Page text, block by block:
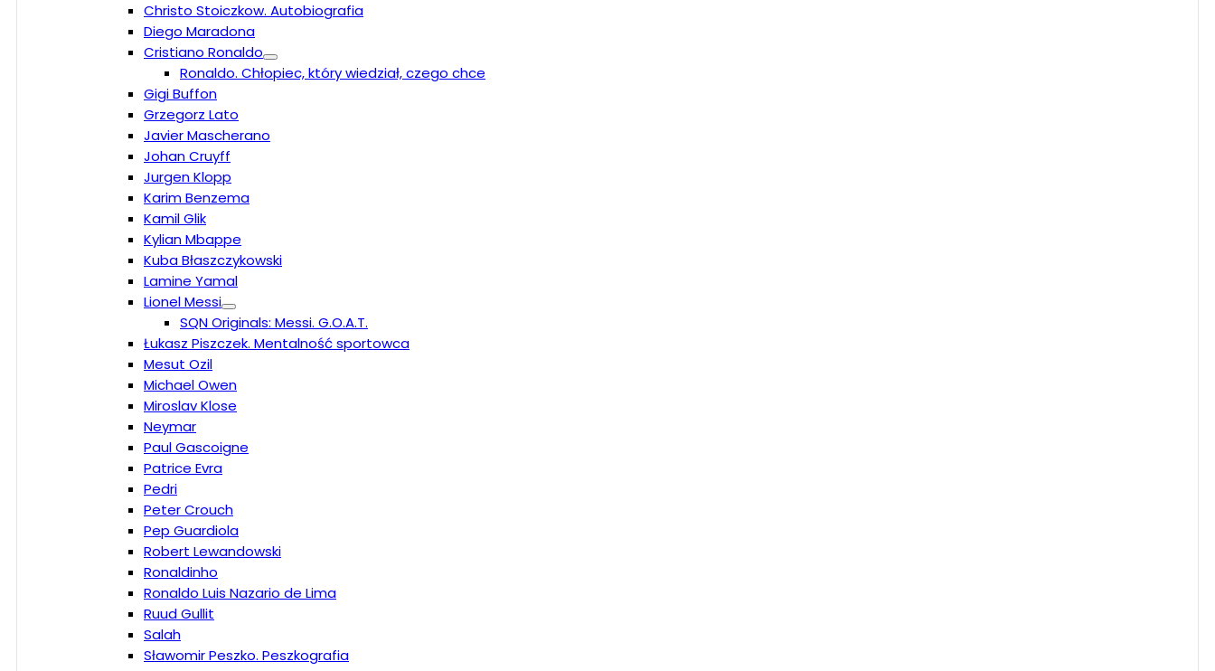
Christo Stoiczkow. Autobiografia
Diego Maradona
Cristiano Ronaldo
Ronaldo. Chłopiec, który wiedział, czego chce
Gigi Buffon
Grzegorz Lato
Javier Mascherano
Johan Cruyff
Jurgen Klopp
Karim Benzema
Kamil Glik
Kylian Mbappe
Kuba Błaszczykowski
Lamine Yamal
Lionel Messi
SQN Originals: Messi. G.O.A.T.
Łukasz Piszczek. Mentalność sportowca
Mesut Ozil
Michael Owen
Miroslav Klose
Neymar
Paul Gascoigne
Patrice Evra
Pedri
Peter Crouch
Pep Guardiola
Robert Lewandowski
Ronaldinho
Ronaldo Luis Nazario de Lima
Ruud Gullit
Salah
Sławomir Peszko. Peszkografia